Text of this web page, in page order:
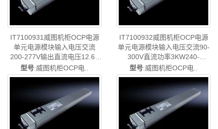
IT7100931威图机柜OCP电源
单元电源模块输入电压交流
200-277V输出直流电压12.6V
功率3.3KW动力电源AC-DC用
于IT7100921/IT7100.921-36
样本-德国威图制造-rittal威图机
柜威图空调维修威图电柜威图
风扇威图PDU威图配件威图售
后IT7100.931
型号:威图机柜OCP电..
IT7100932威图机柜OCP电源
单元电源模块输入电压交流90-
300V直流功率3KW240-
400V/380V输出直流电压12.3V
动力电源AC/DC-DC用于
IT7100922/IT7100.922/
36样本-德国威图制造-rittal威图
机柜威图空调维修威图电柜威
图风扇威图PDU威图配件威图
售后IT7100.932
型号:威图机柜OCP电..